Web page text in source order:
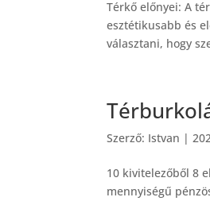
Térkő előnyei: A
esztétikusabb és
választani, hogy
Szerző: Istvan |
10 kivitelezőből 8
mennyiségű